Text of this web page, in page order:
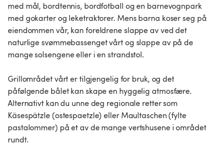
med mål, bordtennis, bordfotball og en barnevognpark
med gokarter og leketraktorer. Mens barna koser seg på
eiendommen vår, kan foreldrene slappe av ved det
naturlige svømmebassenget vårt og slappe av på de
mange solsengene eller i en strandstol.
Grillområdet vårt er tilgjengelig for bruk, og det
påfølgende bålet kan skape en hyggelig atmosfære.
Alternativt kan du unne deg regionale retter som
Käsespätzle (ostespaetzle) eller Maultaschen (fylte
pastalommer) på et av de mange vertshusene i området
rundt.